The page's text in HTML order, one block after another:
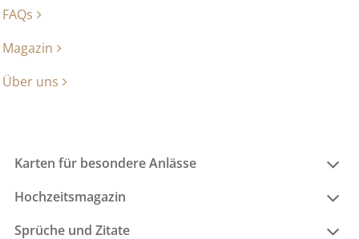
FAQs
Magazin
Über uns
Karten für besondere Anlässe
Hochzeitsmagazin
Sprüche und Zitate